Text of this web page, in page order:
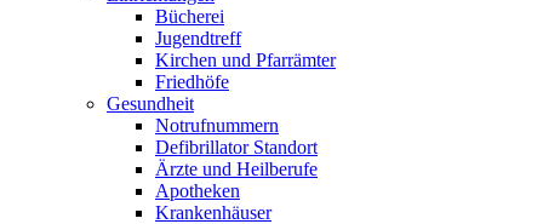
Bücherei
Jugendtreff
Kirchen und Pfarrämter
Friedhöfe
Gesundheit
Notrufnummern
Defibrillator Standort
Ärzte und Heilberufe
Apotheken
Krankenhäuser